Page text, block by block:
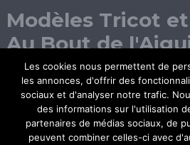
Modèles Tricot
Au Bout de
Les cookies nous permettent de
les annonces, d'offrir des
sociaux et d'analyser notre trafic.
des informations sur l'utilisation
partenaires de médias sociaux, de
peuvent combiner celles-ci avec